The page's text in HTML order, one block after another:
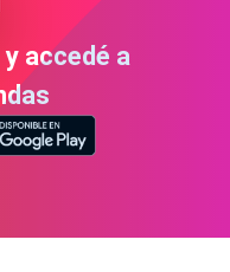
accedé a